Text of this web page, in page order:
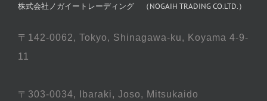
株式会社ノガイートレーディング （NOGAIH TRADING CO.LTD.）
〒142-0062, Tokyo, Shinagawa-ku, Koyama 4-9-
11
〒303-0034, Ibaraki, Joso, Mitsukaido